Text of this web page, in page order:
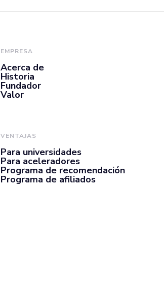
EMPRESA
Acerca de
Historia
Fundador
Valor
VENTAJAS
Para universidades
Para aceleradores
Programa de recomendación
Programa de afiliados